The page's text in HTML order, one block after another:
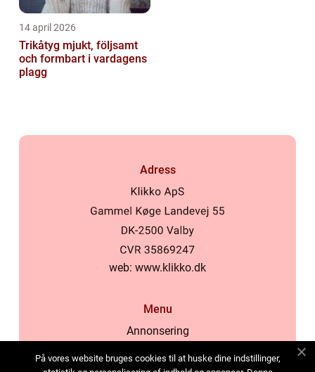
14 april 2026
Trikåtyg mjukt, följsamt
och formbart i vardagens
plagg
Adress
web: www.klikko.dk
Menu
Annonsering
Cookies
På vores website bruges cookies til at huske dine indstillinger,